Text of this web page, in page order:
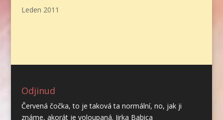
Leden 2011
Odjinud
Červená čočka, to je taková ta normální, no, jak ji
známe, akorát je voloupaná. Jirka Babica